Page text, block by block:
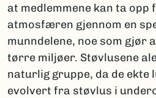
at medlemmene kan ta
atmosfæren gjennom en
munndelene, noe som gjør
tørre miljøer. Støvlusene
naturlig gruppe, da de ekte
evolvert fra støvlus i